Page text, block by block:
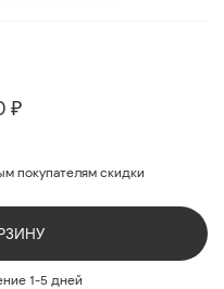
₽
покупателям скидки
1-5 дней